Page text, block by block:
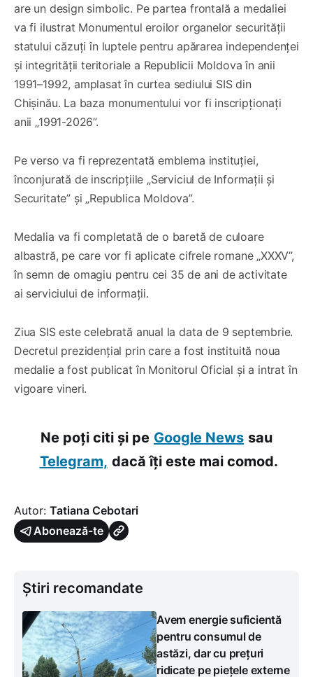
are un design simbolic. Pe partea frontală a medaliei
va fi ilustrat Monumentul eroilor organelor securității
statului căzuți în luptele pentru apărarea independenței
și integrității teritoriale a Republicii Moldova în anii
1991–1992, amplasat în curtea sediului SIS din
Chișinău. La baza monumentului vor fi inscripționați
anii „1991-2026”.
Pe verso va fi reprezentată emblema instituției,
înconjurată de inscripțiile „Serviciul de Informații și
Securitate” și „Republica Moldova”.
Medalia va fi completată de o baretă de culoare
albastră, pe care vor fi aplicate cifrele romane „XXXV”,
în semn de omagiu pentru cei 35 de ani de activitate
ai serviciului de informații.
Ziua SIS este celebrată anual la data de 9 septembrie.
Decretul prezidențial prin care a fost instituită noua
medalie a fost publicat în Monitorul Oficial și a intrat în
vigoare vineri.
Ne poți citi și pe Google News sau
Telegram, dacă îți este mai comod.
Autor: Tatiana Cebotari
Abonează-te
Știri recomandate
Avem energie suficientă
pentru consumul de
astăzi, dar cu prețuri
ridicate pe piețele externe